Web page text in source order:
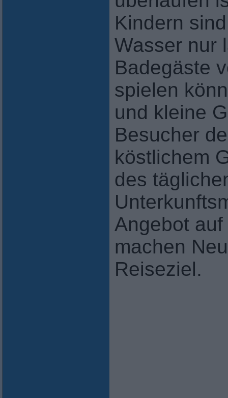
Kindern
Wasser nur
Badegäste
spielen
und kleine
Besucher
köstlichem
des
Angebot
machen
Reiseziel.